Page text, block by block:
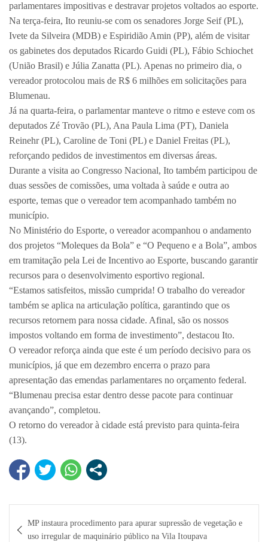
parlamentares impositivas e destravar projetos voltados ao esporte.
Na terça-feira, Ito reuniu-se com os senadores Jorge Seif (PL),
Ivete da Silveira (MDB) e Espiridião Amin (PP), além de visitar
os gabinetes dos deputados Ricardo Guidi (PL), Fábio Schiochet
(União Brasil) e Júlia Zanatta (PL). Apenas no primeiro dia, o
vereador protocolou mais de R$ 6 milhões em solicitações para
Blumenau.
Já na quarta-feira, o parlamentar manteve o ritmo e esteve com os
deputados Zé Trovão (PL), Ana Paula Lima (PT), Daniela
Reinehr (PL), Caroline de Toni (PL) e Daniel Freitas (PL),
reforçando pedidos de investimentos em diversas áreas.
Durante a visita ao Congresso Nacional, Ito também participou de
duas sessões de comissões, uma voltada à saúde e outra ao
esporte, temas que o vereador tem acompanhado também no
município.
No Ministério do Esporte, o vereador acompanhou o andamento
dos projetos “Moleques da Bola” e “O Pequeno e a Bola”, ambos
em tramitação pela Lei de Incentivo ao Esporte, buscando garantir
recursos para o desenvolvimento esportivo regional.
“Estamos satisfeitos, missão cumprida! O trabalho do vereador
também se aplica na articulação política, garantindo que os
recursos retornem para nossa cidade. Afinal, são os nossos
impostos voltando em forma de investimento”, destacou Ito.
O vereador reforça ainda que este é um período decisivo para os
municípios, já que em dezembro encerra o prazo para
apresentação das emendas parlamentares no orçamento federal.
“Blumenau precisa estar dentro desse pacote para continuar
avançando”, completou.
O retorno do vereador à cidade está previsto para quinta-feira
(13).
de
MP instaura procedimento para apurar supressão de vegetação e
uso irregular de maquinário público na Vila Itoupava